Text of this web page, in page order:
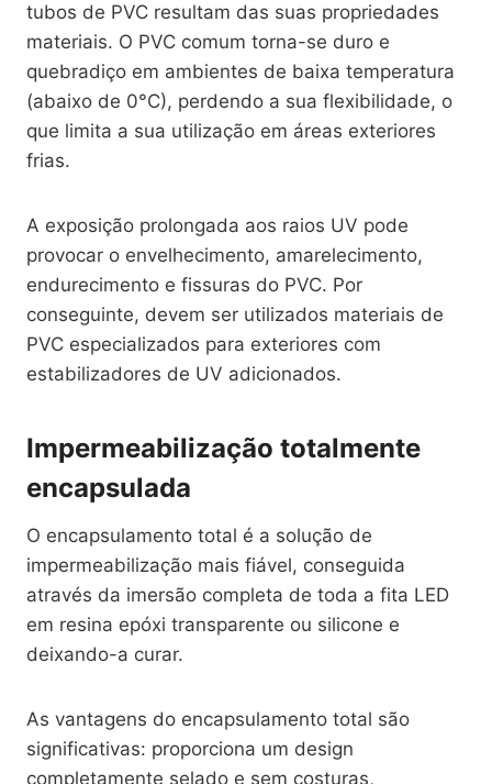
tubos de PVC resultam das suas propriedades
materiais. O PVC comum torna-se duro e
quebradiço em ambientes de baixa temperatura
(abaixo de 0°C), perdendo a sua flexibilidade, o
que limita a sua utilização em áreas exteriores
frias.
A exposição prolongada aos raios UV pode
provocar o envelhecimento, amarelecimento,
endurecimento e fissuras do PVC. Por
conseguinte, devem ser utilizados materiais de
PVC especializados para exteriores com
estabilizadores de UV adicionados.
Impermeabilização totalmente
encapsulada
O encapsulamento total é a solução de
impermeabilização mais fiável, conseguida
através da imersão completa de toda a fita LED
em resina epóxi transparente ou silicone e
deixando-a curar.
As vantagens do encapsulamento total são
significativas: proporciona um design
completamente selado e sem costuras,